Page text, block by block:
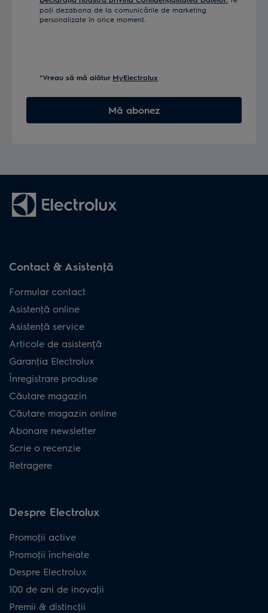
poţi dezabona de la comunicările de marketing
personalizate în orice moment.
*Vreau să mă alătur MyElectrolux
Mă abonez
Contact & Asistenţă
Formular contact
Asistenţă online
Asistenţă service
Articole de asistență
Garanţia Electrolux
Înregistrare produse
Căutare magazin
Căutare magazin online
Abonare newsletter
Scrie o recenzie
Retragere
Despre Electrolux
Promoţii active
Promoţii încheiate
Despre Electrolux
100 de ani de inovaţii
Premii & distincţii